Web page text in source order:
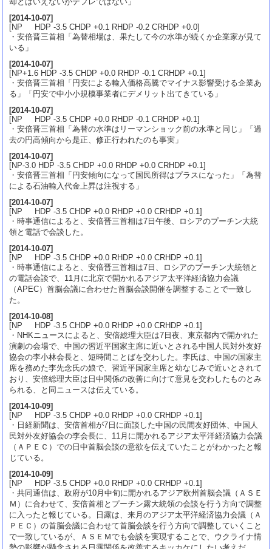
[2014-10-07]
[NP HDP -3.5 CHDP +0.1 RHDP -0.2 CRHDP +0.0]
・安倍晋三首相「為替相場は、果たして今の水準が続くか企業家が見て
いる」
[2014-10-07]
[NP+1.6 HDP -3.5 CHDP +0.0 RHDP -0.1 CRHDP +0.1]
・安倍晋三首相「円安による輸入価格高騰でマイナス影響受ける企業あ
る」「円安で中小小規模事業者にデメリット出てきている」
[2014-10-07]
[NP HDP -3.5 CHDP +0.0 RHDP -0.1 CRHDP +0.1]
・安倍晋三首相「為替の水準はリーマンショック前の水準と同じ」「過
去の円高傾向から是正、修正行われたのも事実」
[2014-10-07]
[NP-3.0 HDP -3.5 CHDP +0.0 RHDP +0.0 CRHDP +0.1]
・安倍晋三首相「円安傾向になって国民所得はプラスになった」「為替
による石油輸入代金上昇は注視する」
[2014-10-07]
[NP HDP -3.5 CHDP +0.0 RHDP +0.0 CRHDP +0.1]
・時事通信によると、安倍晋三首相は7日午後、ロシアのプーチン大統
領と電話で会談した。
[2014-10-07]
[NP HDP -3.5 CHDP +0.0 RHDP +0.0 CRHDP +0.1]
・時事通信によると、安倍晋三首相は7日、ロシアのプーチン大統領と
の電話会談で、11月に北京で開かれるアジア太平洋経済協力会議
（APEC）首脳会議に合わせた首脳会談開催を調整することで一致し
た。
[2014-10-08]
[NP HDP -3.5 CHDP +0.0 RHDP +0.0 CRHDP +0.1]
・NHKニュースによると、安倍総理大臣は7日夜、東京都内で開かれた
演劇の会場で、中国の習近平国家主席に近いとされる中国人民対外友好
協会の李小林会長と、短時間ことばを交わした。李氏は、中国の国家主
席を務めた李先念氏の娘で、習近平国家主席と幼なじみで近いとされて
おり、安倍総理大臣は日中関係の改善に向けて意見を交わしたものとみ
られる、と同ニュースは伝えている。
[2014-10-09]
[NP HDP -3.5 CHDP +0.0 RHDP +0.0 CRHDP +0.1]
・日経新聞は、安倍首相が7日に面談した中国の民間友好団体、中国人
民対外友好協会の李会長に、11月に開かれるアジア太平洋経済協力会議
（ＡＰＥＣ）での日中首脳会談の意欲を伝えていたことがわかったと報
じている。
[2014-10-09]
[NP HDP -3.5 CHDP +0.0 RHDP +0.0 CRHDP +0.1]
・共同通信は、政府が10月中旬に開かれるアジア欧州首脳会議（ＡＳＥ
Ｍ）に合わせて、安倍首相とプーチン露大統領の会談を行う方向で調整
に入ったと報じている。日露は、来月のアジア太平洋経済協力会議（Ａ
ＰＥＣ）の首脳会議に合わせて首脳会談を行う方向で調整していくこと
で一致しているが、ＡＳＥＭでも会談を実現することで、ウクライナ情